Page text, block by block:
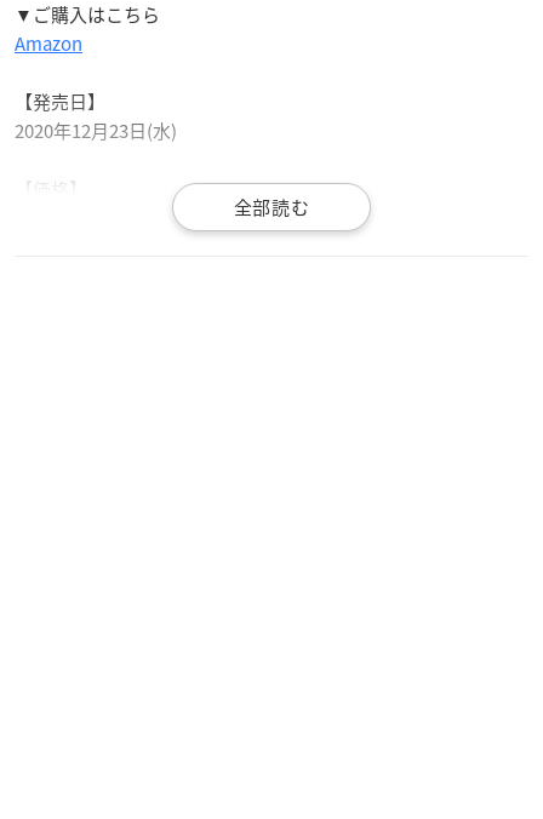
▼ご購入はこちら
Amazon
【発売日】
2020年12月23日(水)
【価格】